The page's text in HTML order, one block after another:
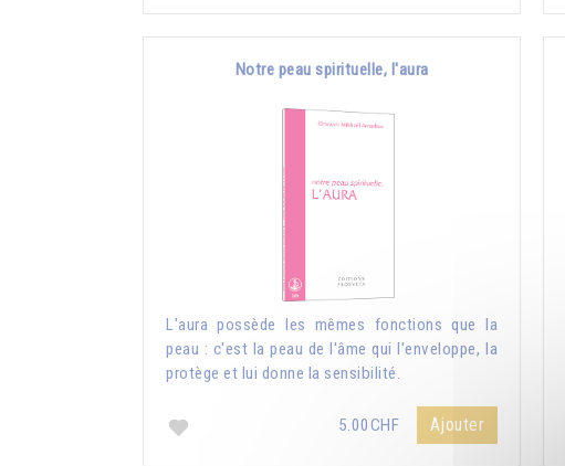
Notre peau spirituelle, l'aura
L'aura possède les mêmes fonctions que la
peau : c'est la peau de l'âme qui l'enveloppe, la
protège et lui donne la sensibilité.
5.00CHF Ajouter